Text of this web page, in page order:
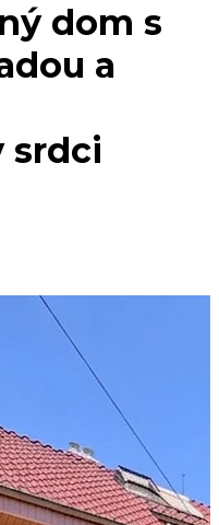
dom s
a
srdci